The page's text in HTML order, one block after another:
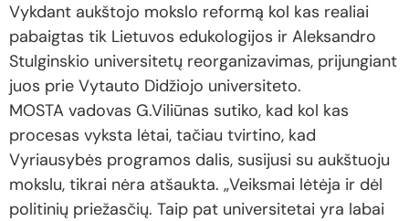
Vykdant aukštojo mokslo reformą kol kas realiai
pabaigtas tik Lietuvos edukologijos ir Aleksandro
Stulginskio universitetų reorganizavimas, prijungiant
juos prie Vytauto Didžiojo universiteto.
MOSTA vadovas G.Viliūnas sutiko, kad kol kas
procesas vyksta lėtai, tačiau tvirtino, kad
Vyriausybės programos dalis, susijusi su aukštuoju
mokslu, tikrai nėra atšaukta. „Veiksmai lėtėja ir dėl
politinių priežasčių. Taip pat universitetai yra labai